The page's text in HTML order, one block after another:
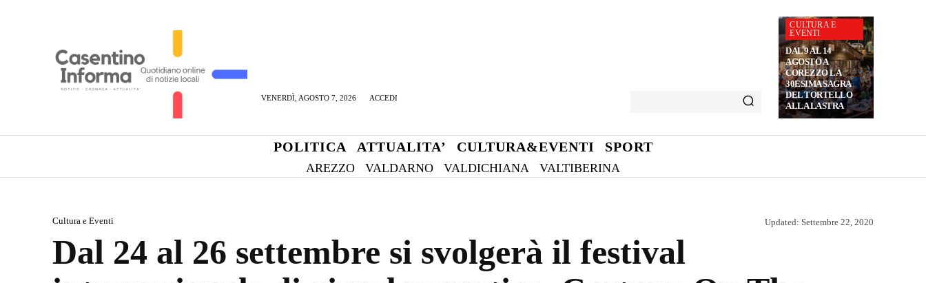
VENERDÌ, AGOSTO 7, 2026 ACCEDI
CULTURA E
EVENTI
DAL 9 AL 14
AGOSTO A
COREZZO LA
30ESIMA SAGRA
DEL TORTELLO
ALLA LASTRA
POLITICA ATTUALITA’ CULTURA&EVENTI SPORT
AREZZO VALDARNO VALDICHIANA VALTIBERINA
Cultura e Eventi Updated: Settembre 22, 2020
Dal 24 al 26 settembre si svolgerà il festival